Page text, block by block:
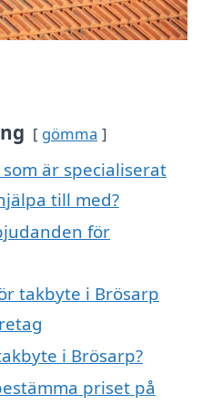
gömma
är specialiserat
till med?
för
takbyte i Brösarp
i Brösarp?
priset på